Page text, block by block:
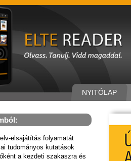
NYITÓLAP
elsajátítás folyamatát
tudományos kutatások
a kezdeti szakaszra és